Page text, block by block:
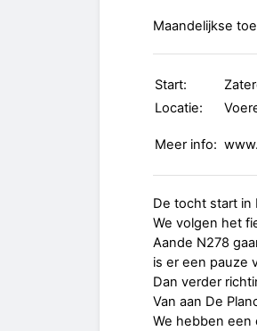
Maandelijkse
Start:
Locatie:
Meer info:
De tocht start in
We volgen het
Aande N278
is er een pauze
Dan verder
Van aan De
We hebben een